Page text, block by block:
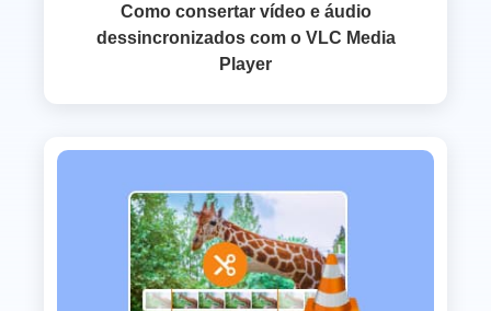
Como consertar vídeo e áudio
dessincronizados com o VLC Media
Player